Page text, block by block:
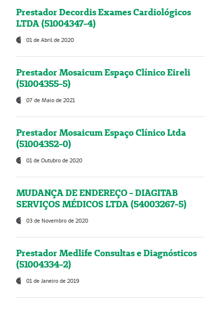
Prestador Decordis Exames Cardiológicos
LTDA (51004347-4)
01 de Abril de 2020
Prestador Mosaicum Espaço Clínico Eireli
(51004355-5)
07 de Maio de 2021
Prestador Mosaicum Espaço Clínico Ltda
(51004352-0)
01 de Outubro de 2020
MUDANÇA DE ENDEREÇO - DIAGITAB
SERVIÇOS MÉDICOS LTDA (54003267-5)
03 de Novembro de 2020
Prestador Medlife Consultas e Diagnósticos
(51004334-2)
01 de Janeiro de 2019